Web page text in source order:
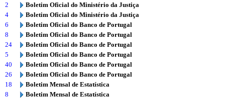
2
Boletim Oficial do Ministério da Justiça
4
Boletim Oficial do Ministério da Justiça
6
Boletim Oficial do Banco de Portugal
8
Boletim Oficial do Banco de Portugal
24
Boletim Oficial do Banco de Portugal
5
Boletim Oficial do Banco de Portugal
40
Boletim Oficial do Banco de Portugal
26
Boletim Oficial do Banco de Portugal
18
Boletim Mensal de Estatística
8
Boletim Mensal de Estatística